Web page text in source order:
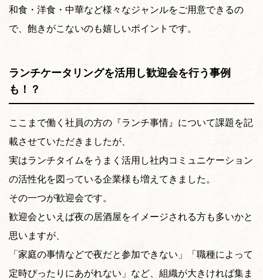
和食・洋食・中華など様々なジャンルをご用意できるの
で、飽きがこないのも嬉しいポイントです。
ランチケータリングを活用し歓迎会を行う事例
も！？
ここまで働く社員の方の『ランチ事情』について課題を記
載させていただきましたが、
実はランチタイムをうまく活用し社内コミュニケーション
の活性化を図っている企業様も増えてきました。
その一つが歓迎会です。
歓迎会といえば夜の居酒屋をイメージされる方も多いかと
思いますが、
「家庭の事情などで夜だと参加できない」「職種によって
定時ぴったりにあがれない」など、組織が大きければ集ま